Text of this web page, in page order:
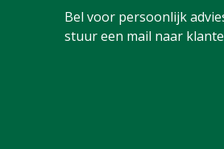
Diergroep
Bel voor persoonlijk
stuur een mail naar